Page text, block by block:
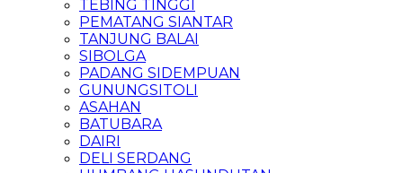
TEBING TINGGI
PEMATANG SIANTAR
TANJUNG BALAI
SIBOLGA
PADANG SIDEMPUAN
GUNUNGSITOLI
ASAHAN
BATUBARA
DAIRI
DELI SERDANG